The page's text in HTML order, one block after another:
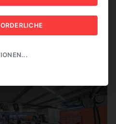
- NR. 01, JÄNNER 2023